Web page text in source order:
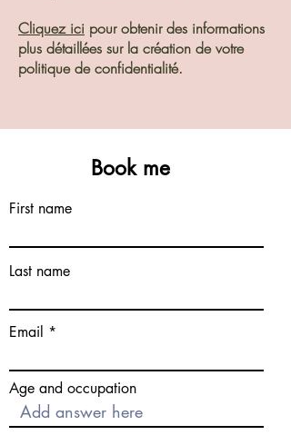
Cliquez ici pour obtenir des informations
plus détaillées sur la création de votre
politique de confidentialité.
Book me
First name
Last name
Email
Age and occupation